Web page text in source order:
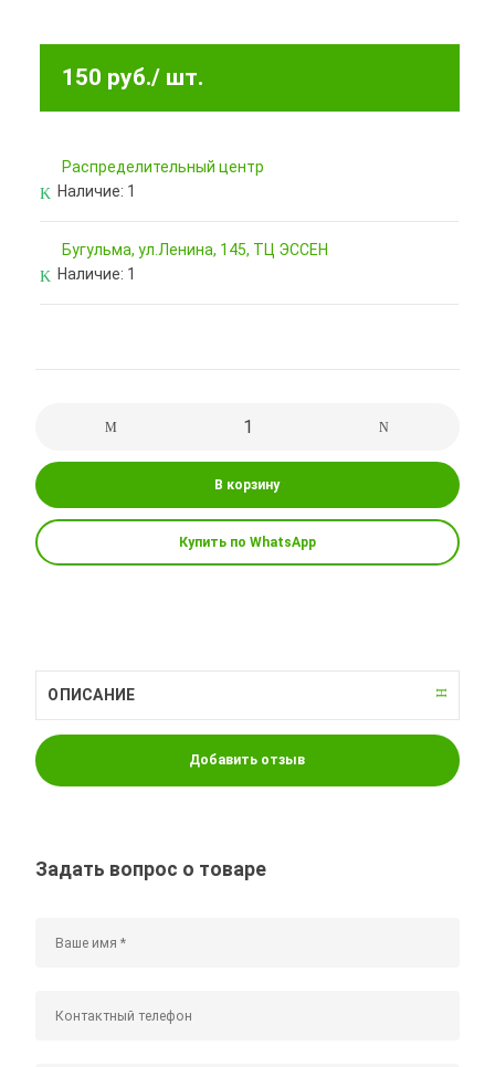
150 руб./ шт.
Pаспределительный центр
Наличие: 1
Бугульма, ул.Ленина, 145, ТЦ ЭССЕН
Наличие: 1
В корзину
Купить по WhatsApp
ОПИСАНИЕ
Добавить отзыв
Задать вопрос о товаре